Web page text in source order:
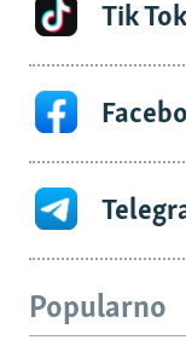
Tik Tok
Popularno